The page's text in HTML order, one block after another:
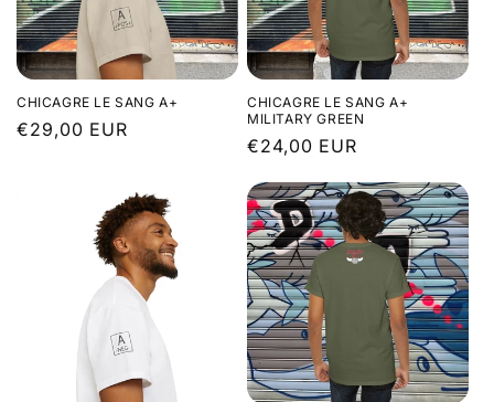
CHICAGRE LE SANG A+
Prix
€29,00 EUR
CHICAGRE LE SANG A+
MILITARY GREEN
Prix
€24,00 EUR